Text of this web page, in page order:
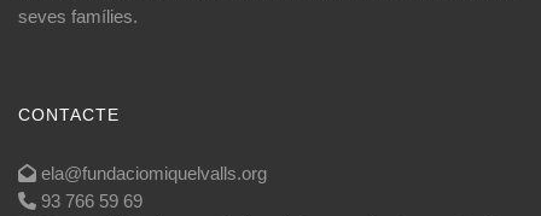
seves famílies.
CONTACTE
ela@fundaciomiquelvalls.org
93 766 59 69